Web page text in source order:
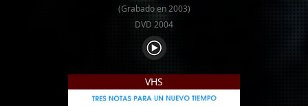
(Grabado en 2003)
DVD 2004
VHS